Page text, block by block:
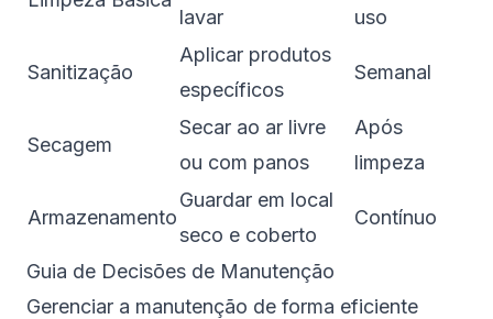
lavar uso
Sanitização
Aplicar produtos
específicos
Semanal
Secagem
Secar ao ar livre
ou com panos
Após
limpeza
Armazenamento
Guardar em local
seco e coberto
Contínuo
Guia de Decisões de Manutenção
Gerenciar a manutenção de forma eficiente